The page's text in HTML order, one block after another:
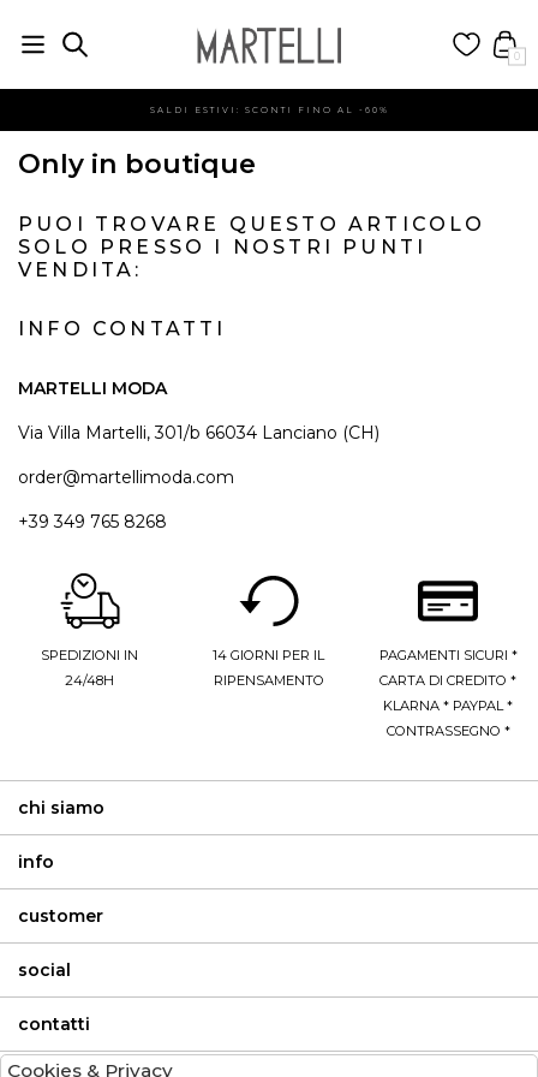
0
SALDI ESTIVI: SCONTI FINO AL -60%
Only in boutique
PUOI TROVARE QUESTO ARTICOLO
SOLO PRESSO I NOSTRI PUNTI
VENDITA:
INFO CONTATTI
MARTELLI MODA
Via Villa Martelli, 301/b 66034 Lanciano (CH)
order@martellimoda.com
+39 349 765 8268
SPEDIZIONI IN
24/48H
14 GIORNI PER IL
RIPENSAMENTO
PAGAMENTI SICURI *
CARTA DI CREDITO *
KLARNA * PAYPAL *
CONTRASSEGNO *
chi siamo
info
customer
social
contatti
Cookies & Privacy